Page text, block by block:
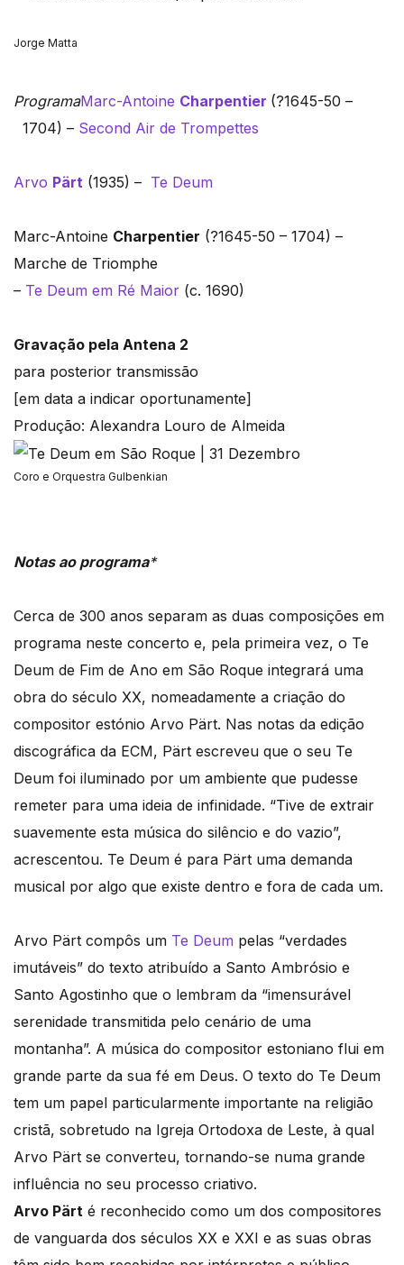
Jorge Matta
ProgramaMarc-Antoine Charpentier (?1645-50 –
1704) – Second Air de Trompettes
Arvo Pärt (1935) – Te Deum
Marc-Antoine Charpentier (?1645-50 – 1704) –
Marche de Triomphe
– Te Deum em Ré Maior (c. 1690)
Gravação pela Antena 2
para posterior transmissão
[em data a indicar oportunamente]
Produção: Alexandra Louro de Almeida
Coro e Orquestra Gulbenkian
Notas ao programa*
Cerca de 300 anos separam as duas composições em
programa neste concerto e, pela primeira vez, o Te
Deum de Fim de Ano em São Roque integrará uma
obra do século XX, nomeadamente a criação do
compositor estónio Arvo Pärt. Nas notas da edição
discográfica da ECM, Pärt escreveu que o seu Te
Deum foi iluminado por um ambiente que pudesse
remeter para uma ideia de infinidade. “Tive de extrair
suavemente esta música do silêncio e do vazio”,
acrescentou. Te Deum é para Pärt uma demanda
musical por algo que existe dentro e fora de cada um.
Arvo Pärt compôs um Te Deum pelas “verdades
imutáveis” do texto atribuído a Santo Ambrósio e
Santo Agostinho que o lembram da “imensurável
serenidade transmitida pelo cenário de uma
montanha”. A música do compositor estoniano flui em
grande parte da sua fé em Deus. O texto do Te Deum
tem um papel particularmente importante na religião
cristã, sobretudo na Igreja Ortodoxa de Leste, à qual
Arvo Pärt se converteu, tornando-se numa grande
influência no seu processo criativo.
Arvo Pärt é reconhecido como um dos compositores
de vanguarda dos séculos XX e XXI e as suas obras